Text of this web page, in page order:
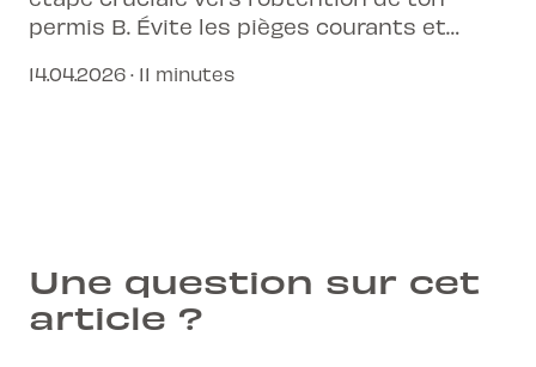
permis B. Évite les pièges courants et
14.04.2026 · 11 minutes
Une question sur cet
article ?